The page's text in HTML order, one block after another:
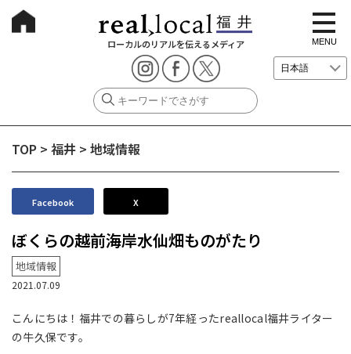
ローカルのリアルを伝えるメディア
t
o
g
g
e
i
i
MENU
TOP > 福井 > 地域情報
Facebook X
ぼくらの越前海岸水仙畑ものがたり
地域情報
2021.07.09
こんにちは！福井での暮らしが7年経ったreallocal福井ライター
の牛久保です。